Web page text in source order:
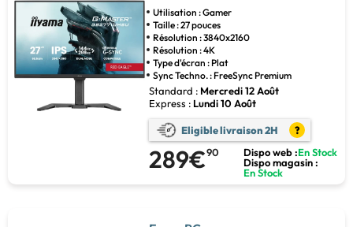
Utilisation : Gamer
Taille : 27 pouces
Résolution : 3840x2160
Résolution : 4K
Type d'écran : Plat
Sync Techno. : FreeSync Premium
Standard : Mercredi 12 Août
Express : Lundi 10 Août
Eligible livraison 2H ?
289€90 Dispo web :En Stock
Dispo magasin :
En Stock